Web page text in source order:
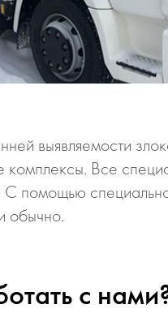
выявляемости
Все
помощью
обычно.
с